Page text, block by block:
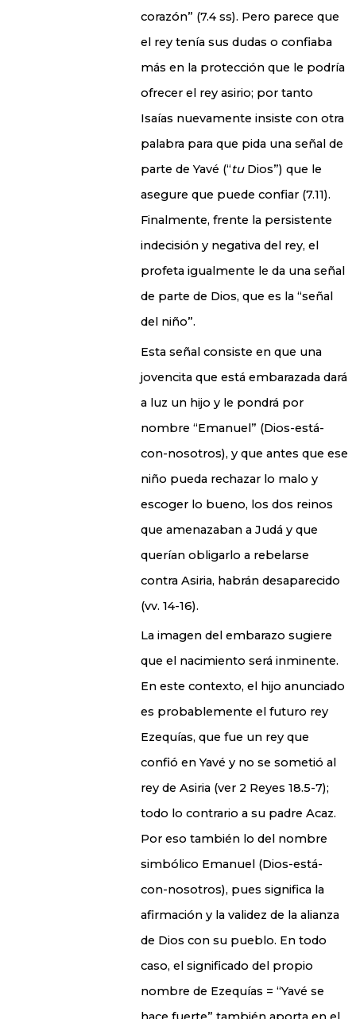
corazón” (7.4 ss). Pero parece que
el rey tenía sus dudas o confiaba
más en la protección que le podría
ofrecer el rey asirio; por tanto
Isaías nuevamente insiste con otra
palabra para que pida una señal de
parte de Yavé (“tuDios”) que le
asegure que puede confiar (7.11).
Finalmente, frente la persistente
indecisión y negativa del rey, el
profeta igualmente le da una señal
de parte de Dios, que es la “señal
del niño”.
Esta señal consiste en que una
jovencita que está embarazada dará
a luz un hijo y le pondrá por
nombre “Emanuel” (Dios-está-
con-nosotros), y que antes que ese
niño pueda rechazar lo malo y
escoger lo bueno, los dos reinos
que amenazaban a Judá y que
querían obligarlo a rebelarse
contra Asiria, habrán desaparecido
(vv. 14-16).
La imagen del embarazo sugiere
que el nacimiento será inminente.
En este contexto, el hijo anunciado
es probablemente el futuro rey
Ezequías, que fue un rey que
confió en Yavé y no se sometió al
rey de Asiria (ver 2 Reyes 18.5-7);
todo lo contrario a su padre Acaz.
Por eso también lo del nombre
simbólico Emanuel (Dios-está-
con-nosotros), pues significa la
afirmación y la validez de la alianza
de Dios con su pueblo. En todo
caso, el significado del propio
nombre de Ezequías = “Yavé se